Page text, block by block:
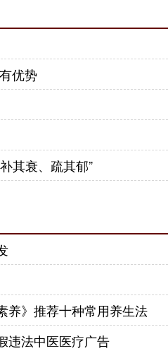
优势
其衰、疏其郁”
养》推荐十种常用养生法
违法中医医疗广告